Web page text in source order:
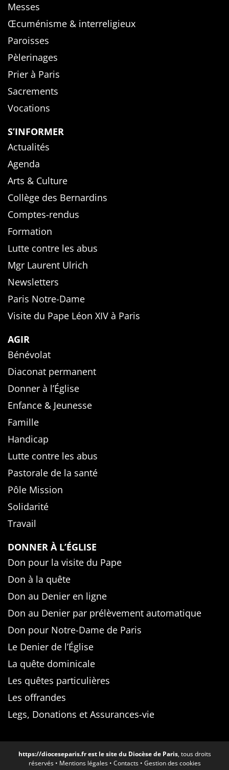
Messes
Œcuménisme & interreligieux
Paroisses
Pèlerinages
Prier à Paris
Sacrements
Vocations
S’INFORMER
Actualités
Agenda
Arts & Culture
Collège des Bernardins
Comptes-rendus
Formation
Lutte contre les abus
Mgr Laurent Ulrich
Newsletters
Paris Notre-Dame
Visite du Pape Léon XIV à Paris
AGIR
Bénévolat
Diaconat permanent
Donner à l’Église
Enfance & Jeunesse
Famille
Handicap
Lutte contre les abus
Pastorale de la santé
Pôle Mission
Solidarité
Travail
DONNER À L’ÉGLISE
Don pour la visite du Pape
Don à la quête
Don au Denier en ligne
Don au Denier par prélèvement automatique
Don pour Notre-Dame de Paris
Le Denier de l’Église
La quête dominicale
Les quêtes particulières
Les offrandes
Legs, Donations et Assurances-vie
https://dioceseparis.frest le site du Diocèse de Paris, tous droits
réservés • Mentions légales• Contacts• Gestion des cookies